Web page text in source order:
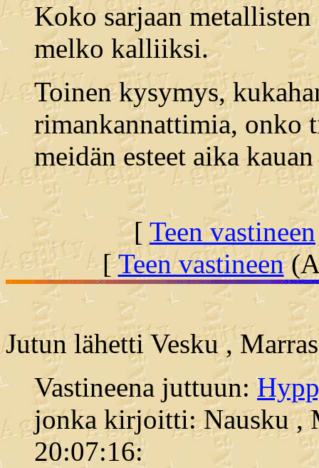
Koko sarjaan
melko kalliiksi.
Toinen kysymys,
rimankannattimia, onko
meidän esteet aika
[ Teen vastineen
[Teen vastineen
Jutun lähetti Vesku ,
Vastineena juttuun:
jonka kirjoitti: Nausku ,
20:07:16: